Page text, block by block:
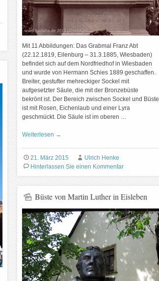
Mit 11 Abbildungen: Das Grabmal Franz Abt
(22.12.1819, Eilenburg – 31.3.1885, Wiesbaden)
befindet sich auf dem Nordfriedhof in Wiesbaden
und wurde von Hermann Schies 1889 geschaffen.
Breiter, gestufter mehreckiger Sockel mit
aufgesetzter Säule, die mit der Bronzebüste
bekrönt ist. Der Bereich zwischen Sockel und Büste
ist mit Rosen, Eichenlaub und einer Lyra
geschmückt. Die Säule ist im oberen …
Weiterlesen →
21. März 2015
Ulrich Henke
Hinterlassen Sie einen Kommentar
Büste von Martin Luther in Eisleben